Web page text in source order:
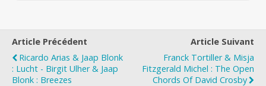
Article Précédent
Ricardo Arias & Jaap Blonk
: Lucht - Birgit Ulher & Jaap
Blonk : Breezes
Article Suivant
Franck Tortiller & Misja
Fitzgerald Michel : The Open
Chords Of David Crosby